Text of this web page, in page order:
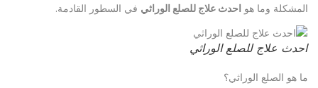
المشكلة وما هو احدث علاج للصلع الوراثي في السطور القادمة.
احدث علاج للصلع الوراثي
ما هو الصلع الوراثي؟